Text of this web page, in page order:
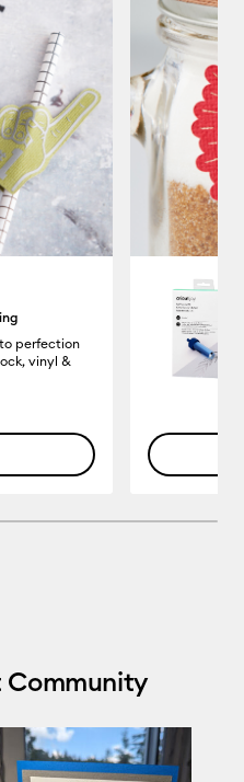
perfection
vinyl &
Community